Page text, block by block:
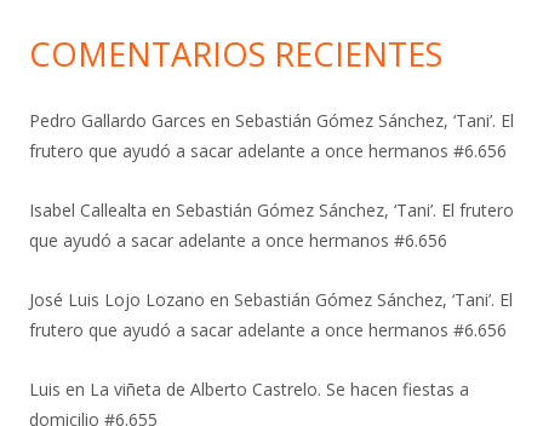
COMENTARIOS RECIENTES
Pedro Gallardo Garces en Sebastián Gómez Sánchez, ‘Tani’. El
frutero que ayudó a sacar adelante a once hermanos #6.656
Isabel Callealta en Sebastián Gómez Sánchez, ‘Tani’. El frutero
que ayudó a sacar adelante a once hermanos #6.656
José Luis Lojo Lozano en Sebastián Gómez Sánchez, ‘Tani’. El
frutero que ayudó a sacar adelante a once hermanos #6.656
Luis en La viñeta de Alberto Castrelo. Se hacen fiestas a
domicilio #6.655